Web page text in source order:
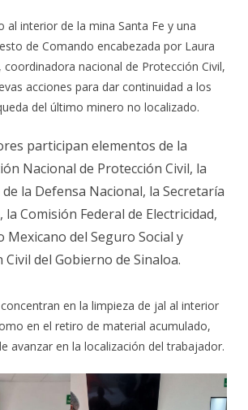
al interior de la mina Santa Fe y una
de Comando encabezada por Laura
coordinadora nacional de Protección Civil,
acciones para dar continuidad a los
del último minero no localizado.
participan elementos de la
Nacional de Protección Civil, la
la Defensa Nacional, la Secretaría
la Comisión Federal de Electricidad,
del Seguro Social y
Civil del Gobierno de Sinaloa.
en la limpieza de jal al interior
en el retiro de material acumulado,
avanzar en la localización del trabajador.